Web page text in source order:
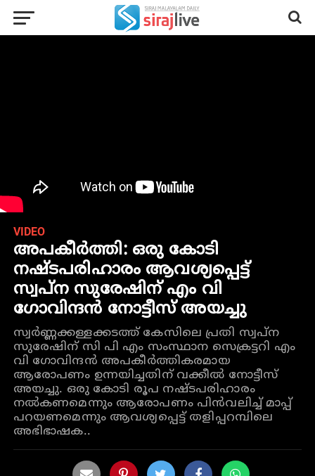
VIDEO
അപകീര്‍ത്തി: ഒരു കോടി
നഷ്ടപരിഹാരം ആവശ്യപ്പെട്ട്
സ്വപ്‌ന സുരേഷിന് എം വി
ഗോവിന്ദന്‍ നോട്ടീസ് അയച്ചു
സ്വര്‍ണ്ണക്കള്ളക്കടത്ത് കേസിലെ പ്രതി സ്വപ്ന
സുരേഷിന് സി പി എം സംസ്ഥാന സെക്രട്ടറി എം
വി ഗോവിന്ദന്‍ അപകീര്‍ത്തികരമായ
ആരോപണം ഉന്നയിച്ചതിന് വക്കീല്‍ നോട്ടീസ്
അയച്ചു. ഒരു കോടി രൂപ നഷ്ടപരിഹാരം
നല്‍കണമെന്നും ആരോപണം പിന്‍വലിച്ച് മാപ്പ്
പറയണമെന്നും ആവശ്യപ്പെട്ട് തളിപ്പറമ്പിലെ
അഭിഭാഷക..